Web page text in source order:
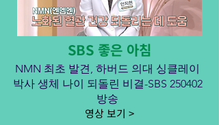
SBS 좋은 아침
​NMN 최초 발견, 하버드 의대 싱클레이
박사 생체 나이 되돌린 비결-SBS 250402
방송
영상 보기 >